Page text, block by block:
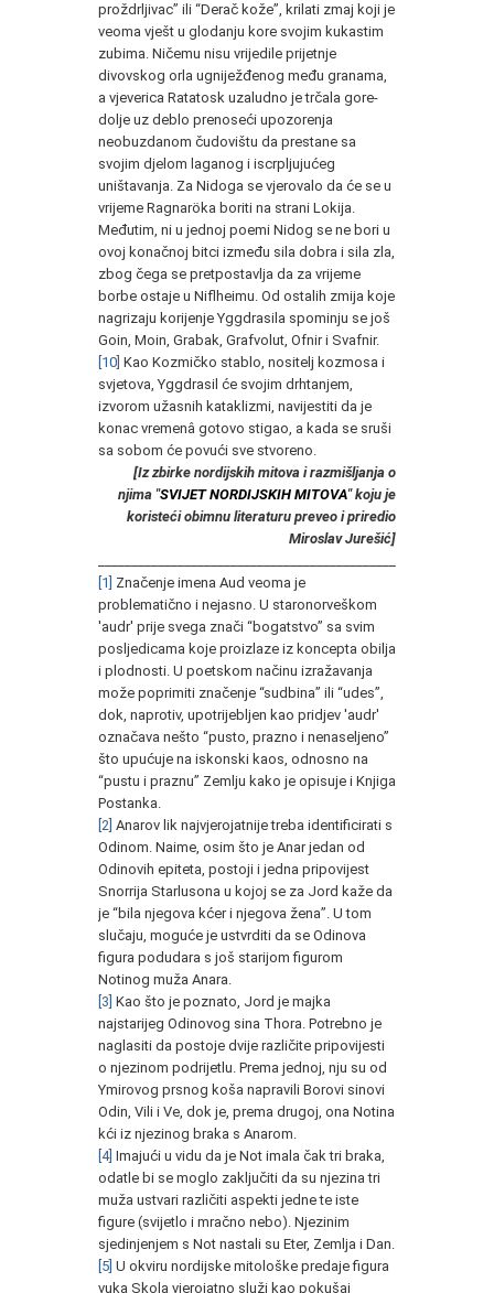
proždrljivac” ili “Derač kože”, krilati zmaj koji je
veoma vješt u glodanju kore svojim kukastim
zubima. Ničemu nisu vrijedile prijetnje
divovskog orla ugniježđenog među granama,
a vjeverica Ratatosk uzaludno je trčala gore-
dolje uz deblo prenoseći upozorenja
neobuzdanom čudovištu da prestane sa
svojim djelom laganog i iscrpljujućeg
uništavanja. Za Nidoga se vjerovalo da će se u
vrijeme Ragnaröka boriti na strani Lokija.
Međutim, ni u jednoj poemi Nidog se ne bori u
ovoj konačnoj bitci između sila dobra i sila zla,
zbog čega se pretpostavlja da za vrijeme
borbe ostaje u Niflheimu. Od ostalih zmija koje
nagrizaju korijenje Yggdrasila spominju se još
Goin, Moin, Grabak, Grafvolut, Ofnir i Svafnir.
[10] Kao Kozmičko stablo, nositelj kozmosa i
svjetova, Yggdrasil će svojim drhtanjem,
izvorom užasnih kataklizmi, navijestiti da je
konac vremenâ gotovo stigao, a kada se sruši
sa sobom će povući sve stvoreno.
[Iz zbirke nordijskih mitova i razmišljanja o
njima "SVIJET NORDIJSKIH MITOVA" koju je
koristeći obimnu literaturu preveo i priredio
Miroslav Jurešić]
[1] Značenje imena Aud veoma je
problematično i nejasno. U staronorveškom
'audr' prije svega znači “bogatstvo” sa svim
posljedicama koje proizlaze iz koncepta obilja
i plodnosti. U poetskom načinu izražavanja
može poprimiti značenje “sudbina” ili “udes”,
dok, naprotiv, upotrijebljen kao pridjev 'audr'
označava nešto “pusto, prazno i nenaseljeno”
što upućuje na iskonski kaos, odnosno na
“pustu i praznu” Zemlju kako je opisuje i Knjiga
Postanka.
[2] Anarov lik najvjerojatnije treba identificirati s
Odinom. Naime, osim što je Anar jedan od
Odinovih epiteta, postoji i jedna pripovijest
Snorrija Starlusona u kojoj se za Jord kaže da
je “bila njegova kćer i njegova žena”. U tom
slučaju, moguće je ustvrditi da se Odinova
figura podudara s još starijom figurom
Notinog muža Anara.
[3] Kao što je poznato, Jord je majka
najstarijeg Odinovog sina Thora. Potrebno je
naglasiti da postoje dvije različite pripovijesti
o njezinom podrijetlu. Prema jednoj, nju su od
Ymirovog prsnog koša napravili Borovi sinovi
Odin, Vili i Ve, dok je, prema drugoj, ona Notina
kći iz njezinog braka s Anarom.
[4] Imajući u vidu da je Not imala čak tri braka,
odatle bi se moglo zaključiti da su njezina tri
muža ustvari različiti aspekti jedne te iste
figure (svijetlo i mračno nebo). Njezinim
sjedinjenjem s Not nastali su Eter, Zemlja i Dan.
[5] U okviru nordijske mitološke predaje figura
vuka Skola vjerojatno služi kao pokušaj